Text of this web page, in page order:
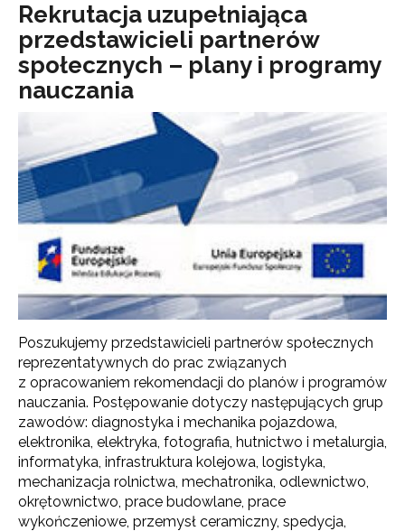
Rekrutacja uzupełniająca
przedstawicieli partnerów
społecznych – plany i programy
nauczania
Poszukujemy przedstawicieli partnerów społecznych
reprezentatywnych do prac związanych
z opracowaniem rekomendacji do planów i programów
nauczania. Postępowanie dotyczy następujących grup
zawodów: diagnostyka i mechanika pojazdowa,
elektronika, elektryka, fotografia, hutnictwo i metalurgia,
informatyka, infrastruktura kolejowa, logistyka,
mechanizacja rolnictwa, mechatronika, odlewnictwo,
okrętownictwo, prace budowlane, prace
wykończeniowe, przemysł ceramiczny, spedycja,